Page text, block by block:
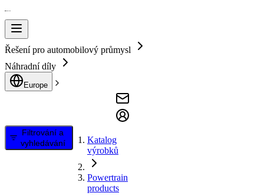
Řešení pro automobilový průmysl
Náhradní díly
Europe
Filtrování a
vyhledávání
Katalog
výrobků
Powertrain
products